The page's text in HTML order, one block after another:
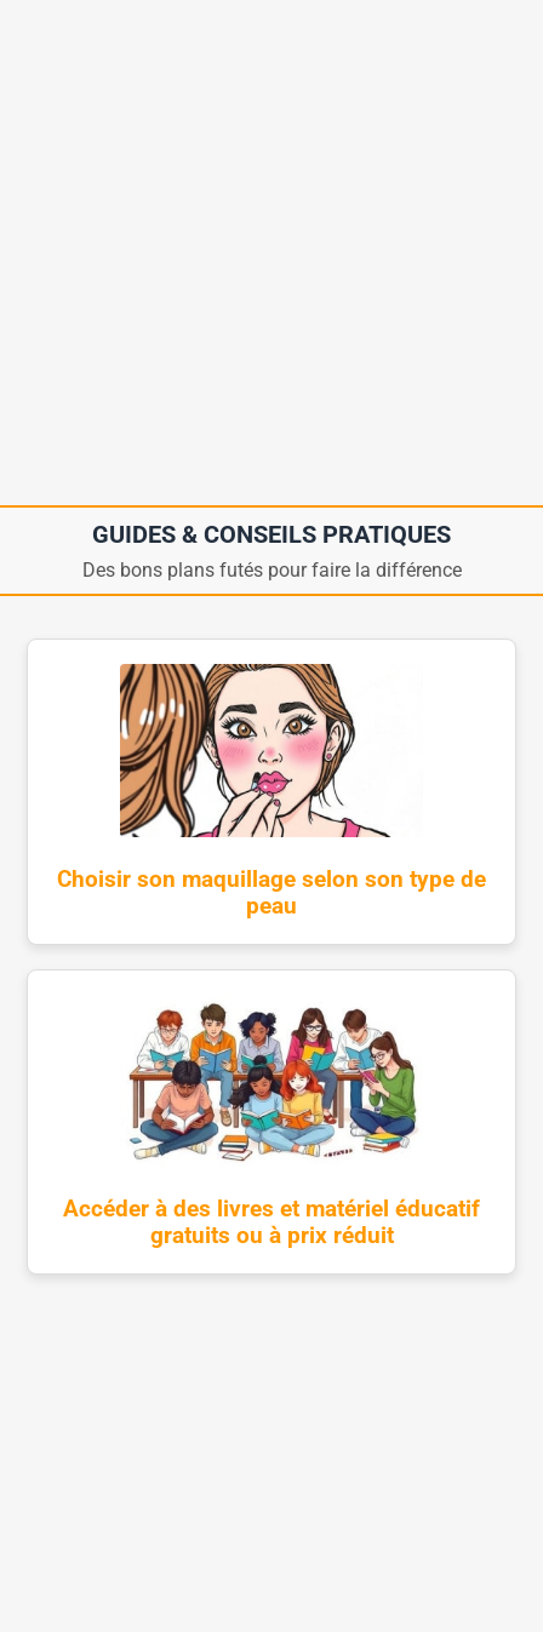
GUIDES & CONSEILS PRATIQUES
Des bons plans futés pour faire la différence
Choisir son maquillage selon son type de
peau
Accéder à des livres et matériel éducatif
gratuits ou à prix réduit